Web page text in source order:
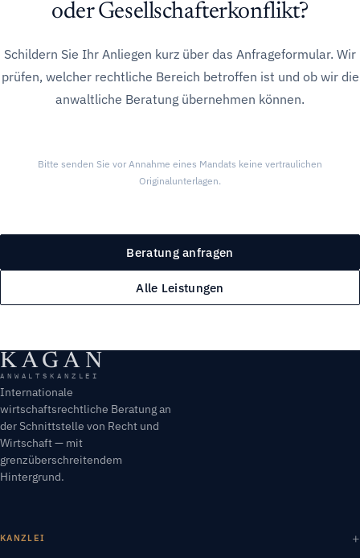
oder Gesellschafterkonflikt?
Schildern Sie Ihr Anliegen kurz über das Anfrageformular. Wir
prüfen, welcher rechtliche Bereich betroffen ist und ob wir die
anwaltliche Beratung übernehmen können.
Bitte senden Sie vor Annahme eines Mandats keine vertraulichen
Originalunterlagen.
Beratung anfragen
Alle Leistungen
KAGAN
ANWALTSKANZLEI
Internationale
wirtschaftsrechtliche Beratung an
der Schnittstelle von Recht und
Wirtschaft — mit
grenzüberschreitendem
Hintergrund.
KANZLEI